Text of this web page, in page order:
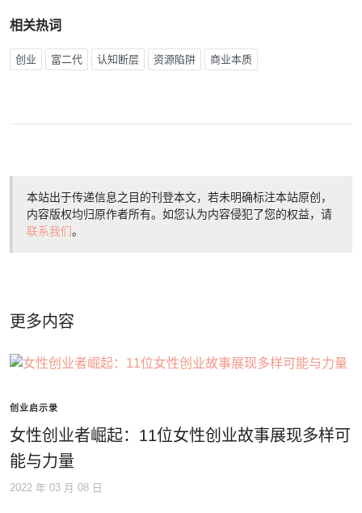
相关热词
创业 富二代 认知断层 资源陷阱 商业本质
本站出于传递信息之目的刊登本文，若未明确标注本站原创，
内容版权均归原作者所有。如您认为内容侵犯了您的权益，请
联系我们。
更多内容
创业启示录
女性创业者崛起：11位女性创业故事展现多样可
能与力量
2022 年 03 月 08 日